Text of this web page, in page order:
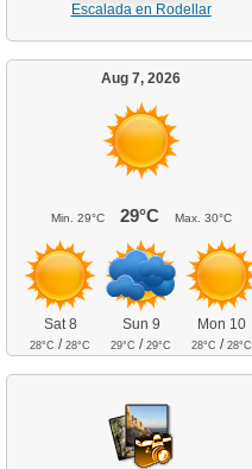
Escalada en Rodellar
Aug 7, 2026
Min. 29°C 29°C Max. 30°C
Sat 8
28°C /28°C
Sun 9
29°C /29°C
Mon 10
28°C /28°C